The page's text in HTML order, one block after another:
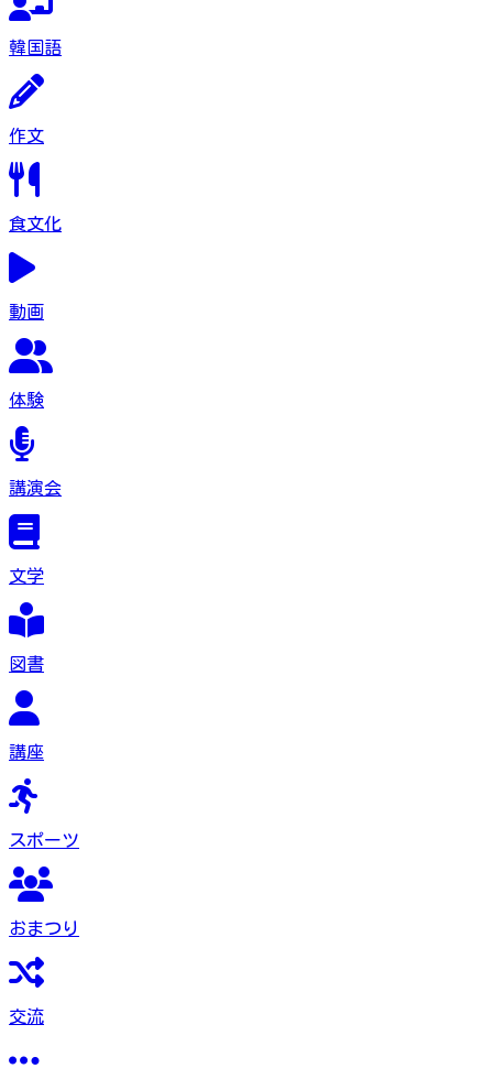
韓国語
作文
食文化
動画
体験
講演会
文学
図書
講座
スポーツ
おまつり
交流